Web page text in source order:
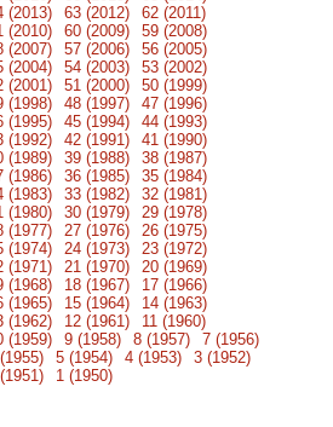
(2013)
63 (2012)
62 (2011)
(2010)
60 (2009)
59 (2008)
(2007)
57 (2006)
56 (2005)
(2004)
54 (2003)
53 (2002)
(2001)
51 (2000)
50 (1999)
(1998)
48 (1997)
47 (1996)
(1995)
45 (1994)
44 (1993)
(1992)
42 (1991)
41 (1990)
(1989)
39 (1988)
38 (1987)
(1986)
36 (1985)
35 (1984)
(1983)
33 (1982)
32 (1981)
(1980)
30 (1979)
29 (1978)
(1977)
27 (1976)
26 (1975)
(1974)
24 (1973)
23 (1972)
(1971)
21 (1970)
20 (1969)
(1968)
18 (1967)
17 (1966)
(1965)
15 (1964)
14 (1963)
(1962)
12 (1961)
11 (1960)
(1959)
9 (1958) 8 (1957)
7 (1956)
5 (1954) 4 (1953)
3 (1952)
1 (1950)